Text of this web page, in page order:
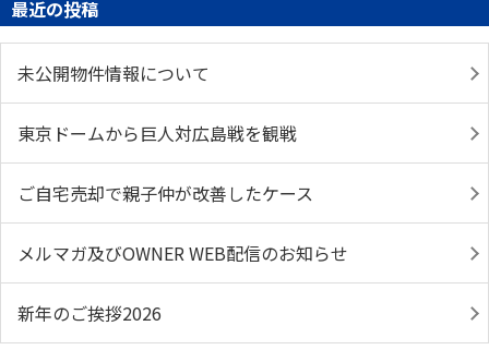
最近の投稿
未公開物件情報について
東京ドームから巨人対広島戦を観戦
ご自宅売却で親子仲が改善したケース
メルマガ及びOWNER WEB配信のお知らせ
新年のご挨拶2026